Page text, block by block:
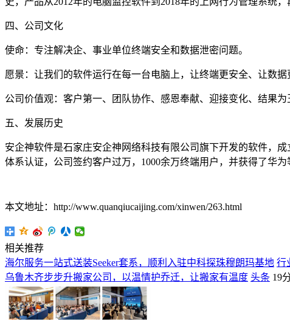
四、公司文化
使命：专注解决企、事业单位终端安全和数据泄密问题。
愿景：让我们的软件运行在每一台电脑上，让终端更安全、让数据
公司价值观：客户第一、团队协作、感恩奉献、迎接变化、结果为
五、发展历史
安企神软件是石家庄安企神网络科技有限公司旗下开发的软件，
体系认证，公司签约客户过万，1000余万终端用户，并获得了华
本文地址：http://www.quanqiucaijing.com/xinwen/263.html
相关推荐
海尔服务一站式送装Seeker套系，顺利入驻中科探珠穆朗玛基地 行
乌鲁木齐步步升搬家公司，以温情护乔迁，让搬家有温度 头条 19